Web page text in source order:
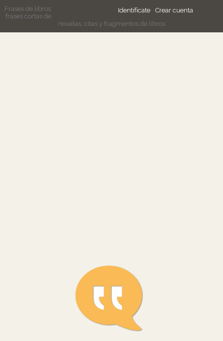
Identifícate Crear cuenta
Frases de libros,
frases cortas de
novelas, citas y fragmentos de libros